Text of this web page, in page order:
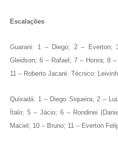
Escalações
Guarani: 1 – Diego; 2 – Everton;
Gleidson; 6 – Rafael; 7 – Honra; 8
11 – Roberto Jacaré. Técnico:
Quixadá: 1 – Diego Siqueira; 2 –
Ítalo; 5 – Jácio; 6 – Rondinei
Maciel; 10 – Bruno; 11 – Everton